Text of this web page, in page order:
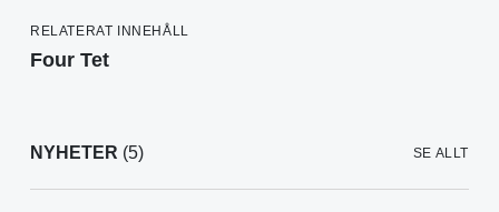
RELATERAT INNEHÅLL
Four Tet
NYHETER (5) SE ALLT